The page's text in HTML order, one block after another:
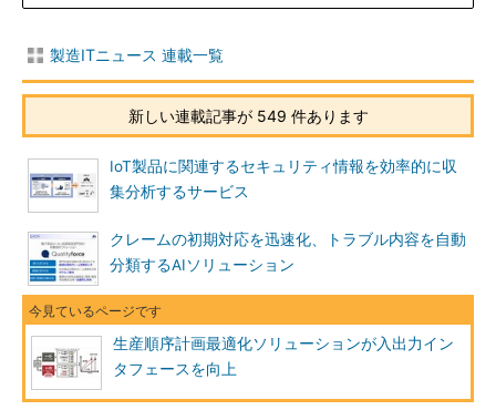
製造ITニュース 連載一覧
新しい連載記事が 549 件あります
IoT製品に関連するセキュリティ情報を効率的に収
集分析するサービス
クレームの初期対応を迅速化、トラブル内容を自動
分類するAIソリューション
生産順序計画最適化ソリューションが入出力イン
タフェースを向上